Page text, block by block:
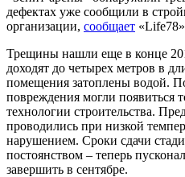
дефектах уже сообщили в
организации, сообщает
Трещины нашли еще в конце
доходят до четырех метров в
помещения затоплены водой.
повреждения могли появиться
технологии строительства.
проводились при низкой
нарушением. Сроки сдачи
постоянством – теперь
завершить в сентябре.